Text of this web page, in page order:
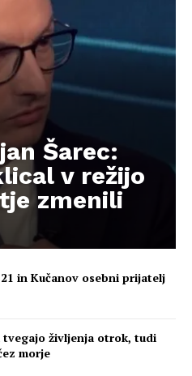
Šarec:
v režijo
zmenili
in Kučanov osebni prijatelj
življenja otrok, tudi
morje